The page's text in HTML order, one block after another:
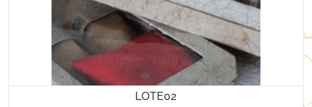
LOTE02